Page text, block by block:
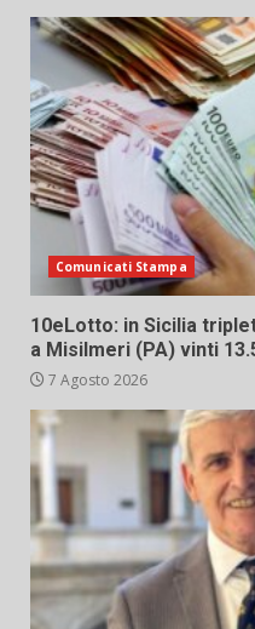
Comunicati Stampa
10eLotto: in Sicilia
a Misilmeri (PA) vinti
7 Agosto 2026